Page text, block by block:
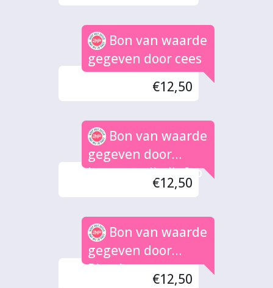
Bon van waarde
gegeven door cees
€12,50
Bon van waarde
gegeven door
hamster zijn lief :p
€12,50
Bon van waarde
gegeven door
Pimel
€12,50